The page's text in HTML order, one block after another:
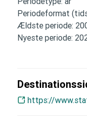
Periodeformat
Ældste periode:
Nyeste periode:
https://